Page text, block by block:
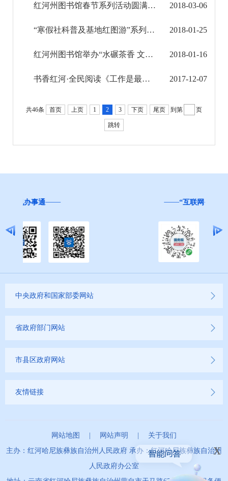
图书馆馆务信息公开
活动报告
乡村振兴工作信息公开
就业创业信息公开
商品房预售许可证信息公示
红河州图书馆春节系列活动圆满结束 2018-03-06
“寒假社科普及基地红图游”系列活动完美收官 2018-01-25
红河州图书馆举办“水碾茶香 文心书韵”冬季主题品读活动 2018-01-16
书香红河·全民阅读《工作是最好的修行》大型读书分享会在红河会堂举行 2017-12-07
共46条 首页 上页 1 2 3 下页 尾页 到第 页
跳转
中央政府和国家部委网站
省政府部门网站
市县区政府网站
友情链接
网站地图 | 网站声明 | 关于我们
主办：红河哈尼族彝族自治州人民政府 承办：红河哈尼族彝族自治州
人民政府办公室
x